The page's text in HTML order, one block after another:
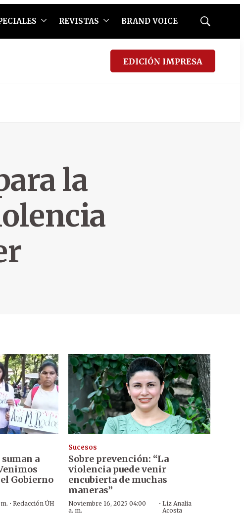
REVISTAS BRAND VOICE
Mostrar
EDICIÓN IMPRESA
la
a
Gobierno
· Redacción ÚH
Sucesos
Sobre prevención: “La
violencia puede venir
encubierta de muchas
maneras”
Noviembre 16, 2025 04:00
a. m.
· Liz Analia
Acosta